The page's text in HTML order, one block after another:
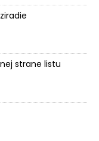
strane listu